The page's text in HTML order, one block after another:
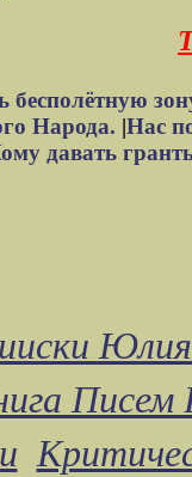
бесполётную
Народа. |Нас
давать
Писем